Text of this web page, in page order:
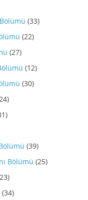
(33)
(22)
(27)
(12)
(30)
(39)
Bölümü (25)
(34)